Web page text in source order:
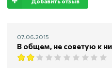
07.06.2015
В общем, не советую к